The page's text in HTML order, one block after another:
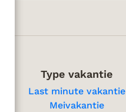
Type vakantie
Last minute vakantie
Meivakantie